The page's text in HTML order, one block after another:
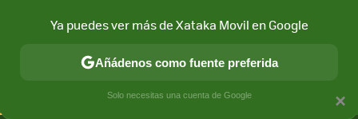
CONECTIVIDAD MÓVIL Y SOCIEDAD APLICACIONES
×
Ya puedes ver más de Xataka Movil en Google
Añádenos como fuente preferida
Solo necesitas una cuenta de Google